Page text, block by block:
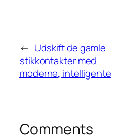
← Udskift de gamle
stikkontakter med
moderne, intelligente
Comments